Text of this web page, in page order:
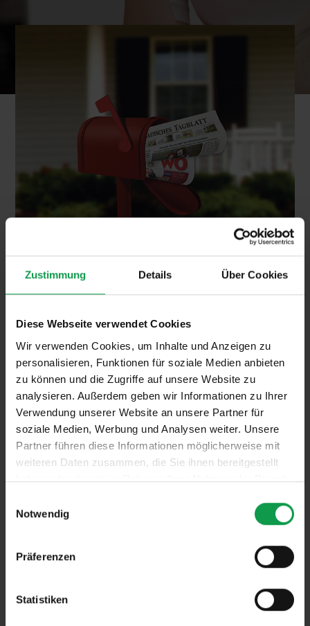
Zustimmung Details Über Cookies
Diese Webseite verwendet Cookies
Wir verwenden Cookies, um Inhalte und Anzeigen zu
personalisieren, Funktionen für soziale Medien anbieten
zu können und die Zugriffe auf unsere Website zu
analysieren. Außerdem geben wir Informationen zu Ihrer
Verwendung unserer Website an unsere Partner für
soziale Medien, Werbung und Analysen weiter. Unsere
Partner führen diese Informationen möglicherweise mit
weiteren Daten zusammen, die Sie ihnen bereitgestellt
haben oder die sie im Rahmen Ihrer Nutzung der Dienste
Notwendig
Präferenzen
Statistiken
SIND WIR
Wir sind Spezialist für die Zustellung gedruckter
Presseerzeugnisse. Wir sorgen dafür, dass
werden, nämlich bei den Lesern zuhause.
MEHR ERFAHREN
DAS ERWARTET SIE BEI UNS